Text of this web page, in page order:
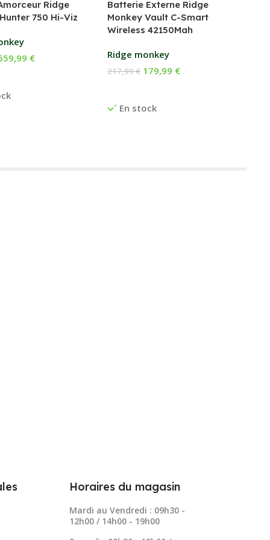
Ridge
750 Hi-Viz
€
Batterie Externe Ridge
Monkey Vault C-Smart
Wireless 42150Mah
Ridge monkey
En stock
217,99€ 179,99 €
Horaires du magasin
Mardi au Vendredi : 09h30 -
12h00 / 14h00 - 19h00